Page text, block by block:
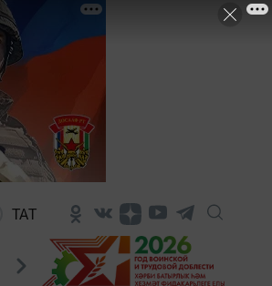
ТАТ
Новости Госавтоинспекции